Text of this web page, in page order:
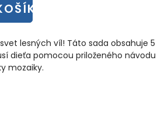
lesných víl! Táto sada obsahuje 5
dieťa pomocou priloženého návodu
mozaiky.